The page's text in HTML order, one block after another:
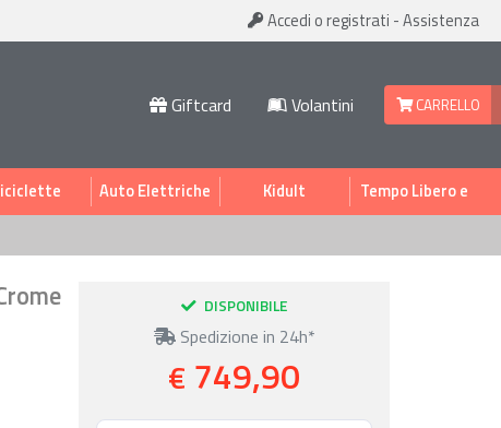
Accedi o registrati -Assistenza
Giftcard Volantini CARRELLO
Auto Elettriche Kidult
Tempo Libero e
Sport
DISPONIBILE
Spedizione in 24h*
€ 749,90